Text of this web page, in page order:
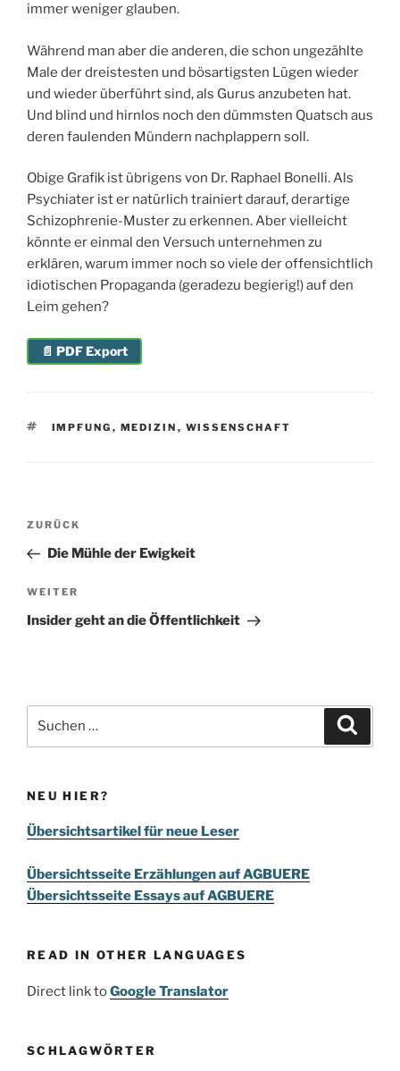
immer weniger glauben.
Während man aber die anderen, die schon ungezählte
Male der dreistesten und bösartigsten Lügen wieder
und wieder überführt sind, als Gurus anzubeten hat.
Und blind und hirnlos noch den dümmsten Quatsch aus
deren faulenden Mündern nachplappern soll.
Obige Grafik ist übrigens von Dr. Raphael Bonelli. Als
Psychiater ist er natürlich trainiert darauf, derartige
Schizophrenie-Muster zu erkennen. Aber vielleicht
könnte er einmal den Versuch unternehmen zu
erklären, warum immer noch so viele der offensichtlich
idiotischen Propaganda (geradezu begierig!) auf den
Leim gehen?
📄 PDF Export
SCHLAGWÖRTER
IMPFUNG , MEDIZIN , WISSENSCHAFT
Beitragsnavigation
Vorheriger
Beitrag
ZURÜCK
Die Mühle der Ewigkeit
Nächster
Beitrag
WEITER
Insider geht an die Öffentlichkeit
nach:
NEU HIER?
Übersichtsartikel für neue Leser
Übersichtsseite Erzählungen auf AGBUERE
Übersichtsseite Essays auf AGBUERE
READ IN OTHER LANGUAGES
Direct link toGoogle Translator
SCHLAGWÖRTER